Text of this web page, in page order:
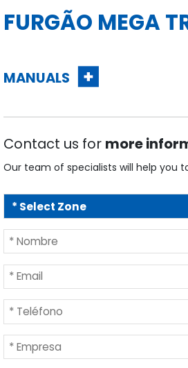
FURGÃO MEGA
MANUALS
Contact us for more
Our team of specialists will help you